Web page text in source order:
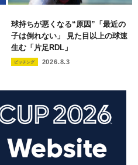
球持ちが悪くなる“原因”「最近の
子は倒れない」 見た目以上の球速
生む「片足RDL」
ピッチング 2026.8.3